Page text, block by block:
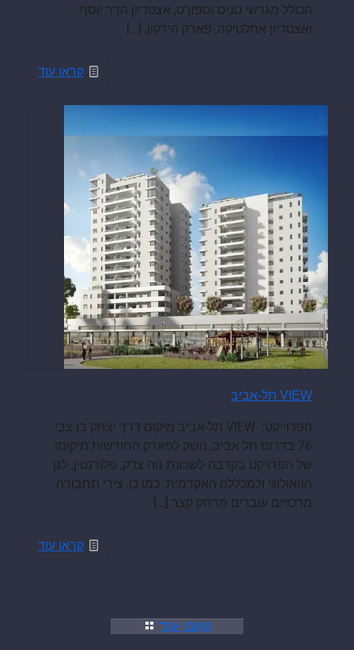
הכולל מגרשי טניס וספורט, אצטדיון הדר יוסף
ואצטדיון אתלטיקה, פארק הירקון, […]
קראו עוד
VIEW תל-אביב
הפרוייקט: VIEW תל-אביב מיקום דרך יצחק בן צבי
76 בדרום תל אביב, נושק לפארק החורשות מיקומו
של הפרויקט בקרבה לשכונת נוה צדק, פלורנטין, לגן
הזואולוגי ולמכללה האקדמית. כמו כן, צירי תחבורה
מרכזיים עוברים מרחק קצר […]
קראו עוד
טענו עוד